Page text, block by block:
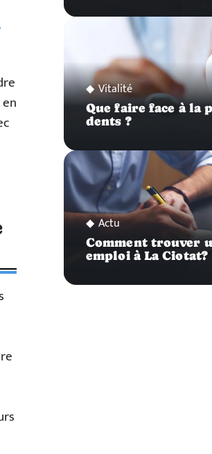
Vitalité
Que faire face à la
dents ?
Actu
Comment trouver
emploi à La Ciotat?